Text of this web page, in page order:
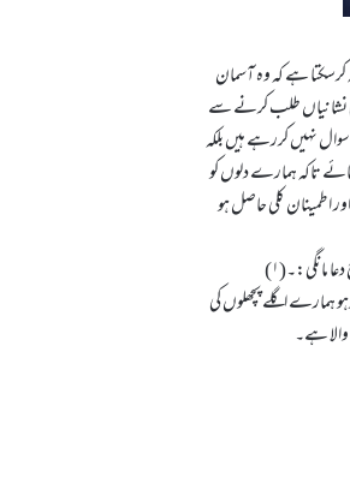
ہے کہ وہ آسمان
نشانیاں طلب کرنے سے
نہیں کررہے ہیں بلکہ
تاکہ ہمارے دلوں کو
اطمینان کلی حاصل ہو
مانگی:۔
ہمارے اگلے پچھلوں کی
ہے۔